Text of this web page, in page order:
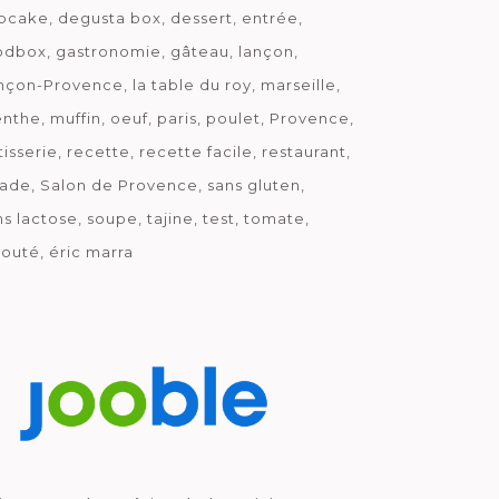
degusta box dessert
entrée
gastronomie gâteau
lançon
Provence
la table du roy
marseille
muffin oeuf paris poulet
Provence
recette recette facile
restaurant
Salon de Provence
sans gluten
lactose
soupe tajine test
tomate
éric marra